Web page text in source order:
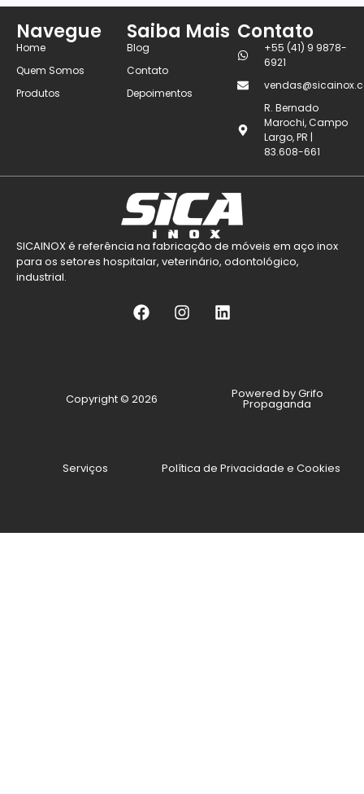
Navegue
Home
Quem Somos
Produtos
Saiba Mais
Blog
Contato
Depoimentos
Contato
+55 (41) 9 9878-
6921
R. Bernado
Marochi, Campo
Largo, PR |
83.608-661
SICAINOX é referência na fabricação de móveis em aço inox
para os setores hospitalar, veterinário, odontológico,
industrial.
Copyright © 2026 Powered by Grifo
Propaganda
Serviços Política de Privacidade e Cookies